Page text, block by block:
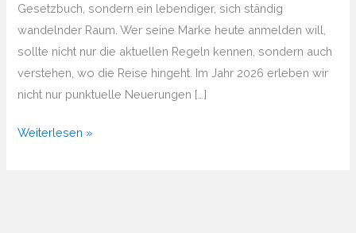
Gesetzbuch, sondern ein lebendiger, sich ständig
wandelnder Raum. Wer seine Marke heute anmelden will,
sollte nicht nur die aktuellen Regeln kennen, sondern auch
verstehen, wo die Reise hingeht. Im Jahr 2026 erleben wir
nicht nur punktuelle Neuerungen […]
Markenrecht
Weiterlesen »